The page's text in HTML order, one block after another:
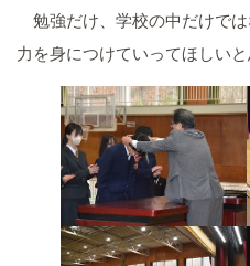
勉強だけ、学校の中だけで
力を身につけていってほしいと